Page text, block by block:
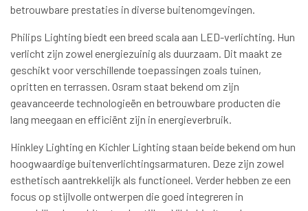
betrouwbare prestaties in diverse buitenomgevingen.
Philips Lighting biedt een breed scala aan LED-verlichting. Hun
verlicht zijn zowel energiezuinig als duurzaam. Dit maakt ze
geschikt voor verschillende toepassingen zoals tuinen,
opritten en terrassen. Osram staat bekend om zijn
geavanceerde technologieën en betrouwbare producten die
lang meegaan en efficiënt zijn in energieverbruik.
Hinkley Lighting en Kichler Lighting staan ​​beide bekend om hun
hoogwaardige buitenverlichtingsarmaturen. Deze zijn zowel
esthetisch aantrekkelijk als functioneel. Verder hebben ze een
focus op stijlvolle ontwerpen die goed integreren in